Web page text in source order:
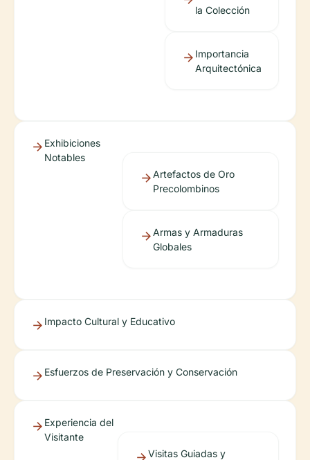
la Colección
Importancia
Arquitectónica
Exhibiciones
Notables
Artefactos de Oro
Precolombinos
Armas y Armaduras
Globales
Impacto Cultural y Educativo
Esfuerzos de Preservación y Conservación
Experiencia del
Visitante
Visitas Guiadas y